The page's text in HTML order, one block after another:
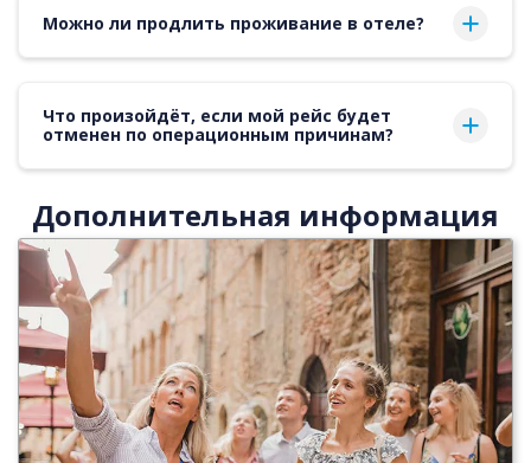
Можно ли продлить проживание в отеле?
Что произойдёт, если мой рейс будет
отменен по операционным причинам?
Дополнительная информация